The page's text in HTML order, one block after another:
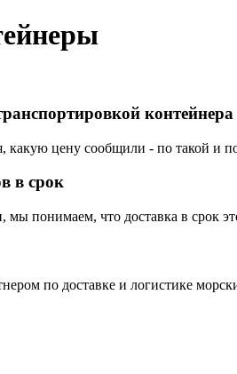
контейнера
какую цену сообщили - по такой и
в срок
понимаем, что доставка в срок
по доставке и логистике